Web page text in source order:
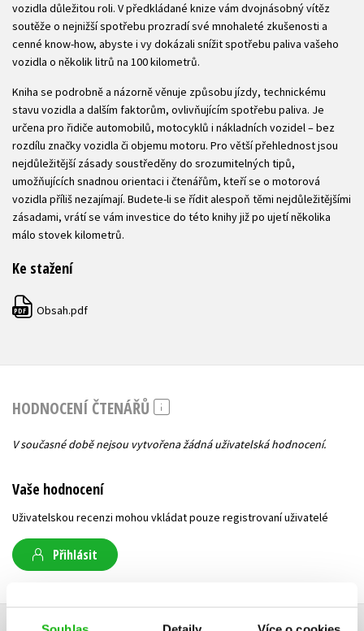
vozidla důležitou roli. V předkládané knize vám dvojnásobný vítěz
soutěže o nejnižší spotřebu prozradí své mnohaleté zkušenosti a
cenné know-how, abyste i vy dokázali snížit spotřebu paliva vašeho
vozidla o několik litrů na 100 kilometrů.
Kniha se podrobně a názorně věnuje způsobu jízdy, technickému
stavu vozidla a dalším faktorům, ovlivňujícím spotřebu paliva. Je
určena pro řidiče automobilů, motocyklů i nákladních vozidel – bez
rozdílu značky vozidla či objemu motoru. Pro větší přehlednost jsou
nejdůležitější zásady soustředěny do srozumitelných tipů,
umožňujících snadnou orientaci i čtenářům, kteří se o motorová
vozidla příliš nezajímají. Budete-li se řídit alespoň těmi nejdůležitějšími
zásadami, vrátí se vám investice do této knihy již po ujetí několika
málo stovek kilometrů.
Ke stažení
PDF Obsah.pdf
HODNOCENÍ ČTENÁŘŮ
V současné době nejsou vytvořena žádná uživatelská hodnocení.
Vaše hodnocení
Uživatelskou recenzi mohou vkládat pouze registrovaní uživatelé
Přihlásit